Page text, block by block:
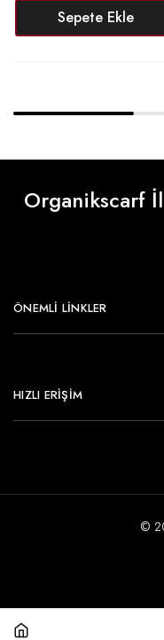
Sepete Ekle
Organikscarf
ÖNEMLI LINKLER
HIZLI ERİŞİM
©